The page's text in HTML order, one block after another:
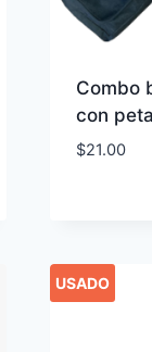
Combo
con
$21.00
USADO